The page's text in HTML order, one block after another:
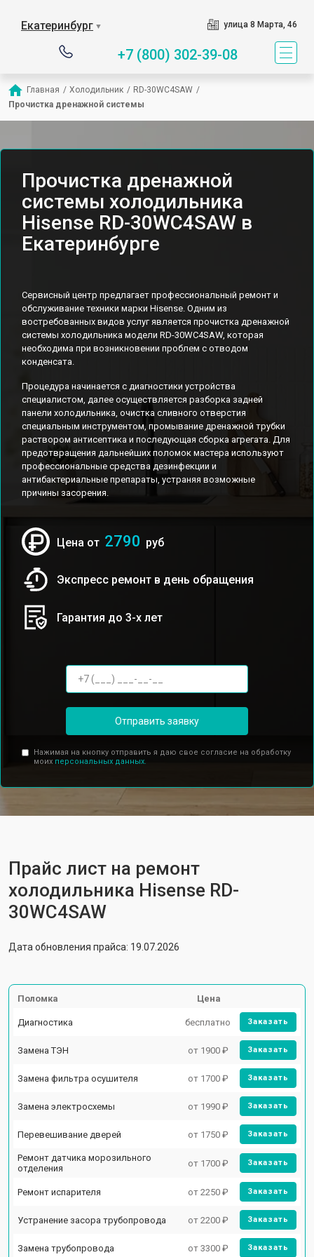
Екатеринбург ▼ улица 8 Марта, 46
+7 (800) 302-39-08
Главная / Холодильник / RD-30WC4SAW /
Прочистка дренажной системы
Прочистка дренажной
системы холодильника
Hisense RD-30WC4SAW в
Екатеринбурге
Сервисный центр предлагает профессиональный ремонт и
обслуживание техники марки Hisense. Одним из
востребованных видов услуг является прочистка дренажной
системы холодильника модели RD-30WC4SAW, которая
необходима при возникновении проблем с отводом
конденсата.
Процедура начинается с диагностики устройства
специалистом, далее осуществляется разборка задней
панели холодильника, очистка сливного отверстия
специальным инструментом, промывание дренажной трубки
раствором антисептика и последующая сборка агрегата. Для
предотвращения дальнейших поломок мастера используют
профессиональные средства дезинфекции и
антибактериальные препараты, устраняя возможные
причины засорения.
Цена от 2790 руб
Экспресс ремонт в день обращения
Гарантия до 3-х лет
Отправить заявку
Нажимая на кнопку отправить я даю свое согласие на обработку
моих персональных данных.
Прайс лист на ремонт
холодильника Hisense RD-
30WC4SAW
Дата обновления прайса: 19.07.2026
Поломка Цена
Диагностика бесплатно Заказать
Замена ТЭН от 1900 ₽ Заказать
Замена фильтра осушителя от 1700 ₽ Заказать
Замена электросхемы от 1990 ₽ Заказать
Перевешивание дверей от 1750 ₽ Заказать
Ремонт датчика морозильного
отделения
от 1700 ₽ Заказать
Ремонт испарителя от 2250 ₽ Заказать
Устранение засора трубопровода от 2200 ₽ Заказать
Замена трубопровода от 3300 ₽ Заказать